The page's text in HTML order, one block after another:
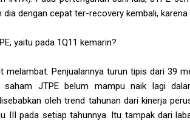
dia dengan cepat ter-recovery kembali,
yaitu pada 1Q11 kemarin?
melambat. Penjualannya turun tipis dari 39
saham JTPE belum mampu naik lagi
oleh trend tahunan dari kinerja
III pada setiap tahunnya. Itu tampak dari